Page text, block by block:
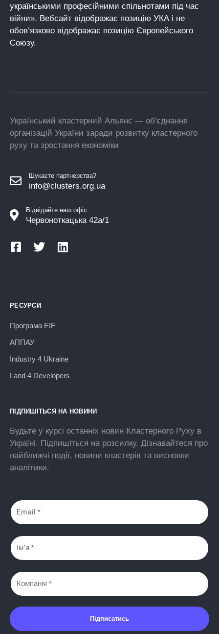
українськими професійними спільнотами під час
війни». Вебсайт відображає позицію УКА і не
обов’язково відображає позицію Європейського
Союзу.
Український кластерний Альянс — об'єднання
організацій України заради розвитку кластерного
руху та зростання економіки
Шукаєте партнерства?
info@clusters.org.ua
Відвідайте наш офіс
Червоноткацька 42а/1
РЕСУРСИ
Програма EIF
АППАУ
Industry 4 Ukraine
Land 4 Developers
ПІДПИШІТЬСЯ НА НОВИНИ
Будьте у курсі останніх новин Кластерного Руху в
Україні. Підпишіться на розсилку. Дізнавайтеся про
найближчі події, новини кластерів та висновки
аналітики.
Підписатись